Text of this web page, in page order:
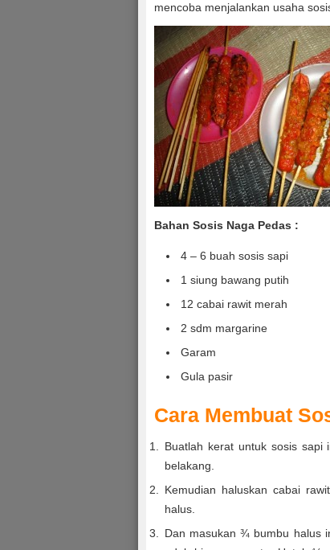
mencoba menjalankan usaha
Bahan Sosis Naga Pedas :
4 – 6 buah sosis sapi
1 siung bawang putih
12 cabai rawit merah
2 sdm margarine
Garam
Gula pasir
Cara Membuat
Buatlah kerat untuk sosis sapi
belakang.
Kemudian haluskan cabai
halus.
Dan masukan ¾ bumbu halus